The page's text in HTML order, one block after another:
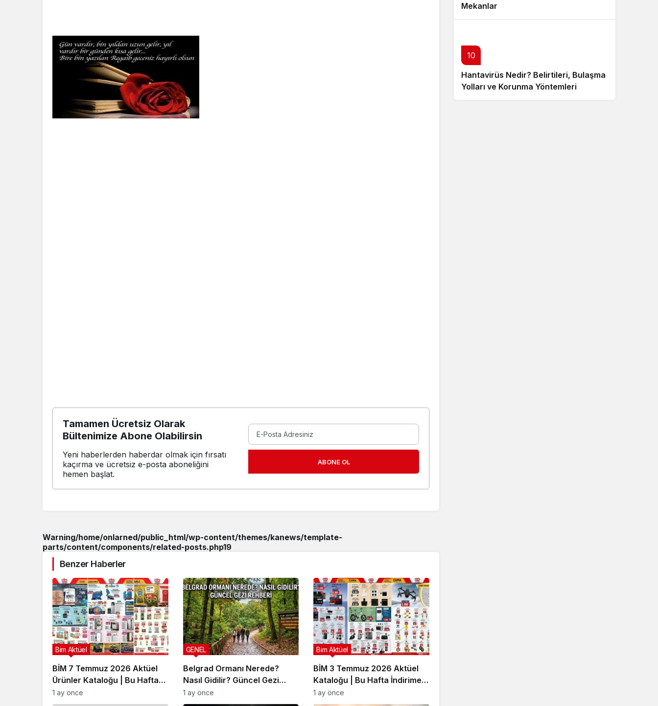
Tamamen Ücretsiz Olarak
Bültenimize Abone Olabilirsin
Yeni haberlerden haberdar olmak için fırsatı
kaçırma ve ücretsiz e-posta aboneliğini
hemen başlat.
ABONE OL
Warning/home/onlarned/public_html/wp-content/themes/kanews/template-
parts/content/components/related-posts.php19
Benzer Haberler
BİM 7 Temmuz 2026 Aktüel
Ürünler Kataloğu | Bu Hafta
İndirimde Olan Ürünler
Bim Aktüel
1 ay önce
Belgrad Ormanı Nerede?
Nasıl Gidilir? Güncel Gezi
Rehberi
GENEL
1 ay önce
BİM 3 Temmuz 2026 Aktüel
Kataloğu | Bu Hafta İndirime
Giren Ürünler
Bim Aktüel
1 ay önce
Mekanlar
10
Hantavirüs Nedir? Belirtileri, Bulaşma
Yolları ve Korunma Yöntemleri